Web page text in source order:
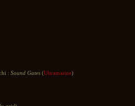
: Sound Gates (Ultramarine)